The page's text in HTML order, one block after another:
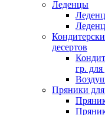
Леденцы
десертов
гр.
Пряники